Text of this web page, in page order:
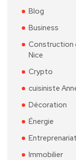
Blog
Business
Construction
Nice
Crypto
cuisiniste
Décoration
Énergie
Entreprenariat
Immobilier